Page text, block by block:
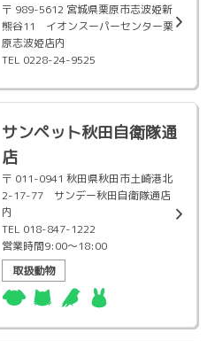
〒 989-5612 宮城県栗原市志波姫新
熊谷11 イオンスーパーセンター栗
原志波姫店内
TEL 0228-24-9525
サンペット秋田自衛隊通
店
〒 011-0941 秋田県秋田市土崎港北
2-17-77 サンデー秋田自衛隊通店
内
TEL 018-847-1222
営業時間9:00〜18:00
取扱動物